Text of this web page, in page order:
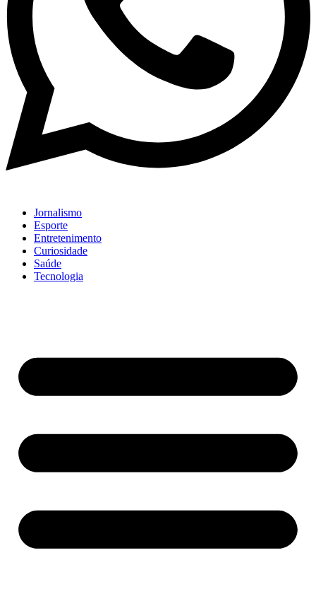
Jornalismo
Esporte
Entretenimento
Curiosidade
Saúde
Tecnologia